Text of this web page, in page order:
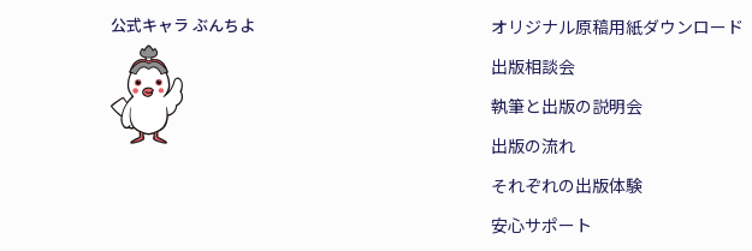
公式キャラ ぶんちよ
オリジナル原稿用紙ダウンロード
出版相談会
執筆と出版の説明会
出版の流れ
それぞれの出版体験
安心サポート